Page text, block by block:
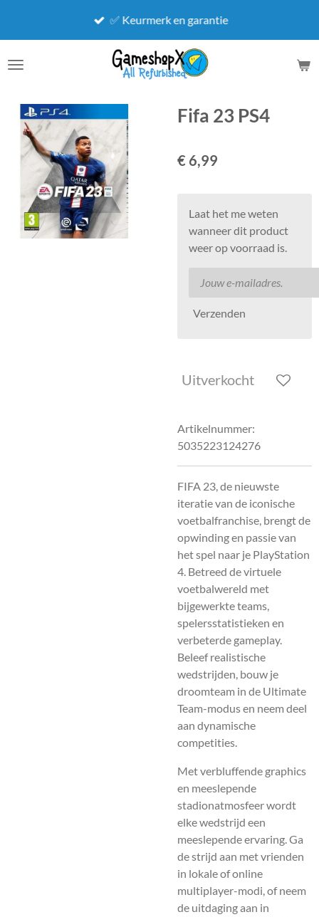
de
✅ Keurmerk en garantie
Fifa 23 PS4
€ 6,99
Laat het me weten
wanneer dit product
weer op voorraad is.
Verzenden
Uitverkocht
Artikelnummer:
5035223124276
FIFA 23, de nieuwste
iteratie van de iconische
voetbalfranchise, brengt de
opwinding en passie van
het spel naar je PlayStation
4. Betreed de virtuele
voetbalwereld met
bijgewerkte teams,
spelersstatistieken en
verbeterde gameplay.
Beleef realistische
wedstrijden, bouw je
droomteam in de Ultimate
Team-modus en neem deel
aan dynamische
competities.
Met verbluffende graphics
en meeslepende
stadionatmosfeer wordt
elke wedstrijd een
meeslepende ervaring. Ga
de strijd aan met vrienden
in lokale of online
multiplayer-modi, of neem
de uitdaging aan in